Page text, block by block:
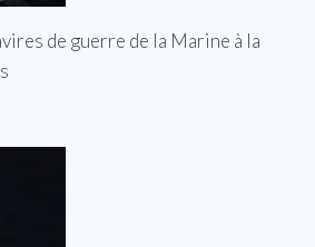
de guerre de la Marine à la